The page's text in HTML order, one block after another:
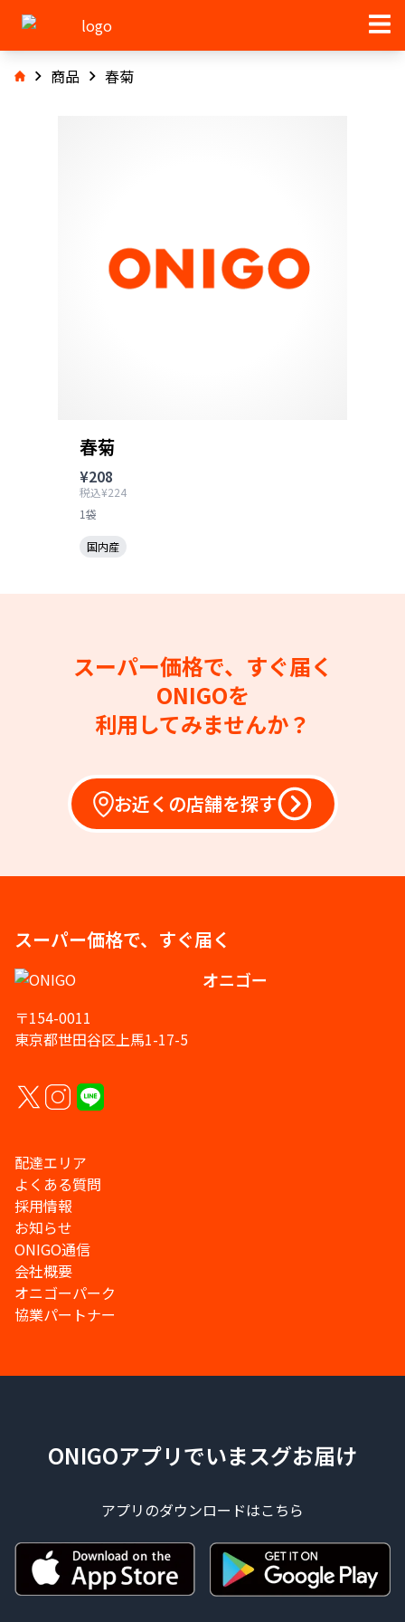
商品 春菊
春菊
¥208
税込¥224
1袋
国内産
スーパー価格で、すぐ届く
ONIGOを
利用してみませんか？
お近くの店舗を探す
スーパー価格で、すぐ届く
オニゴー
〒154-0011
東京都世田谷区上馬1-17-5
配達エリア
よくある質問
採用情報
お知らせ
ONIGO通信
会社概要
オニゴーパーク
協業パートナー
ONIGOアプリでいまスグお届け
アプリのダウンロードはこちら